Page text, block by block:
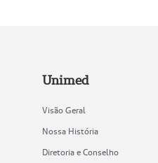
Unimed
Visão Geral
Nossa História
Diretoria e Conselho